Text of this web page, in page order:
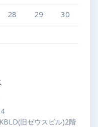
28 29
30
旧ゼウスビル)2階